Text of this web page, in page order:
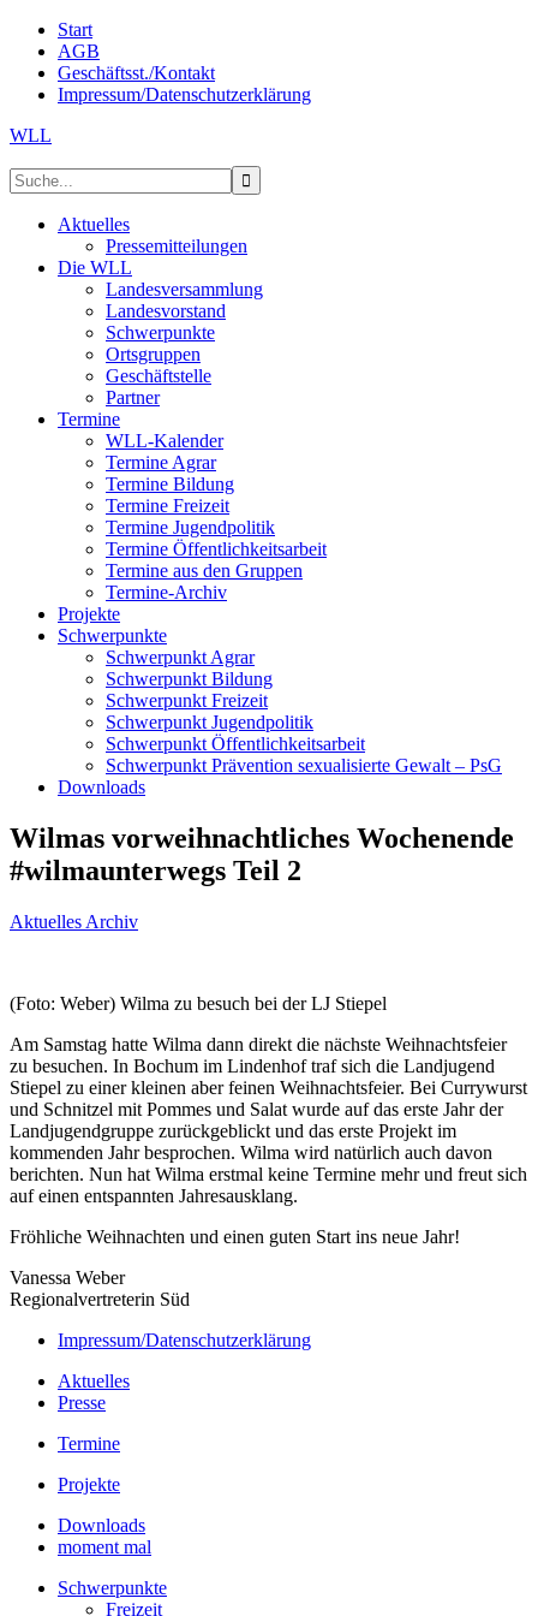
Start
AGB
Geschäftsst./Kontakt
Impressum/Datenschutzerklärung
WLL
Aktuelles
Pressemitteilungen
Die WLL
Landesversammlung
Landesvorstand
Schwerpunkte
Ortsgruppen
Geschäftstelle
Partner
Termine
WLL-Kalender
Termine Agrar
Termine Bildung
Termine Freizeit
Termine Jugendpolitik
Termine Öffentlichkeitsarbeit
Termine aus den Gruppen
Termine-Archiv
Projekte
Schwerpunkte
Schwerpunkt Agrar
Schwerpunkt Bildung
Schwerpunkt Freizeit
Schwerpunkt Jugendpolitik
Schwerpunkt Öffentlichkeitsarbeit
Schwerpunkt Prävention sexualisierte Gewalt – PsG
Downloads
Wilmas vorweihnachtliches Wochenende
#wilmaunterwegs Teil 2
Aktuelles Archiv
(Foto: Weber) Wilma zu besuch bei der LJ Stiepel
Am Samstag hatte Wilma dann direkt die nächste Weihnachtsfeier
zu besuchen. In Bochum im Lindenhof traf sich die Landjugend
Stiepel zu einer kleinen aber feinen Weihnachtsfeier. Bei Currywurst
und Schnitzel mit Pommes und Salat wurde auf das erste Jahr der
Landjugendgruppe zurückgeblickt und das erste Projekt im
kommenden Jahr besprochen. Wilma wird natürlich auch davon
berichten. Nun hat Wilma erstmal keine Termine mehr und freut sich
auf einen entspannten Jahresausklang.
Fröhliche Weihnachten und einen guten Start ins neue Jahr!
Vanessa Weber
Regionalvertreterin Süd
Impressum/Datenschutzerklärung
Aktuelles
Presse
Termine
Projekte
Downloads
moment mal
Schwerpunkte
Freizeit